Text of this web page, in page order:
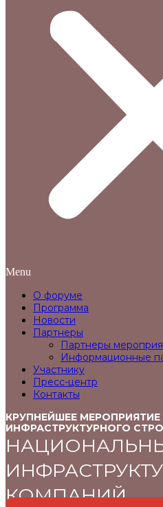
Menu
О форуме
Программа
Новости
Партнеры
Партнеры
Информационные
Участнику
Пресс-центр
Контакты
КРУПНЕЙШЕЕ МЕРОПРИЯТИЕ
ИНФРАСТРУКТУРНОГО
КОМПАНИЙ